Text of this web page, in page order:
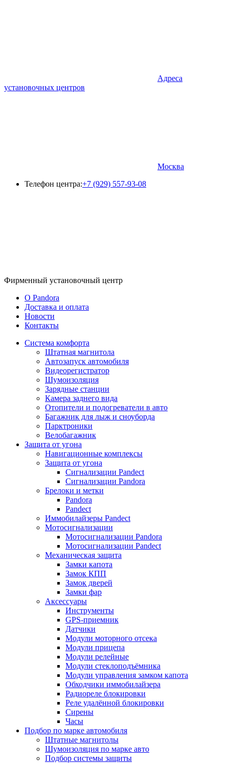
Адреса
установочных центров
Москва
Телефон центра:+7 (929) 557-93-08
Фирменный установочный центр
O Pandora
Доставка и оплата
Новости
Контакты
Система комфорта
Штатная магнитола
Автозапуск автомобиля
Видеорегистратор
Шумоизоляция
Зарядные станции
Камера заднего вида
Отопители и подогреватели в авто
Багажник для лыж и сноуборда
Парктроники
Велобагажник
Защита от угона
Навигационные комплексы
Защита от угона
Сигнализации Pandect
Сигнализации Pandora
Брелоки и метки
Pandora
Pandect
Иммобилайзеры Pandect
Мотосигнализации
Мотосигнализации Pandora
Мотосигнализации Pandect
Механическая защита
Замки капота
Замок КПП
Замок дверей
Замки фар
Аксессуары
Инструменты
GPS-приемник
Датчики
Модули моторного отсека
Модули прицепа
Модули релейные
Модули стеклоподъёмника
Модули управления замком капота
Обходчики иммобилайзера
Радиореле блокировки
Реле удалённой блокировки
Сирены
Часы
Подбор по марке автомобиля
Штатные магнитолы
Шумоизоляция по марке авто
Подбор системы защиты